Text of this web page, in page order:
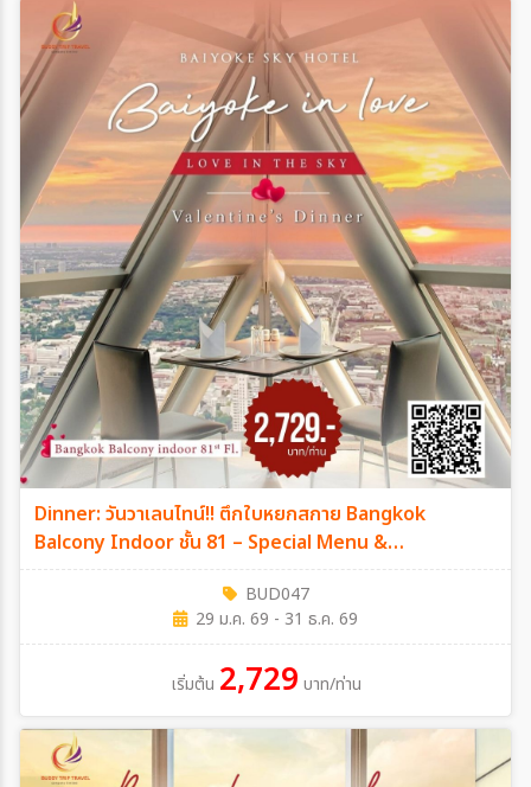
Dinner: วันวาเลนไทน์!! ตึกใบหยกสกาย Bangkok
Balcony Indoor ชั้น 81 – Special Menu &
International Premium Buffet บุฟเฟ่ต์ไม่จำกัดเวลา
วันเสาร์ ที่ 14 กุมภาพันธ์ 2569BUD047
29 ม.ค. 69 - 31 ธ.ค. 69
เริ่มต้น 2,729 บาท/ท่าน